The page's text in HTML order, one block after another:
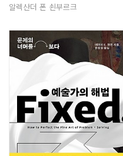
알렉산더 폰 쇤부르크